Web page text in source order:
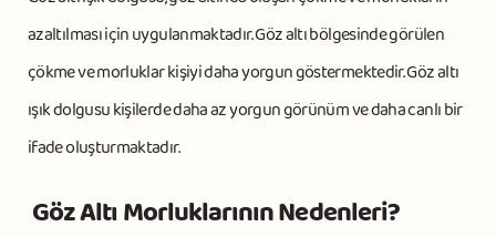
azaltılması için uygulanmaktadır. Göz altı bölgesinde görülen
çökme ve morluklar kişiyi daha yorgun göstermektedir. Göz altı
ışık dolgusu kişilerde daha az yorgun görünüm ve daha canlı bir
ifade oluşturmaktadır.
Göz Altı Morluklarının Nedenleri?